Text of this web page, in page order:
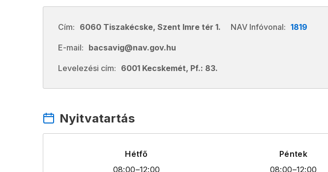
Cím: 6060 Tiszakécske, Szent Imre tér 1.
E-mail: bacsavig@nav.gov.hu
Levelezési cím: 6001 Kecskemét, Pf.: 83.
NAV Infóvonal: 1819
Nyitvatartás
Hétfő
08:00–12:00
Péntek
08:00–12:00